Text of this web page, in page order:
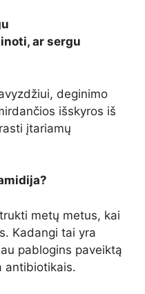
ar sergu
deginimo
išskyros iš
įtariamų
metų metus, kai
Kadangi tai yra
pablogins paveiktą
antibiotikais.